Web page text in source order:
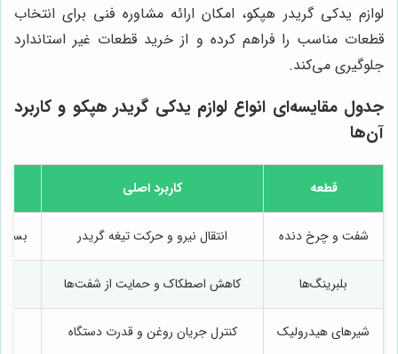
لوازم يدكى گريدر هپكو، امکان ارائه مشاوره فنی برای انتخاب
قطعات مناسب را فراهم کرده و از خرید قطعات غیر استاندارد
جلوگیری می‌کند.
جدول مقایسه‌ای انواع لوازم يدكى گريدر هپكو و کاربرد
آن‌ها
قطعه کاربرد اصلی
شفت و چرخ دنده انتقال نیرو و حرکت تیغه گريدر
بلبرینگ‌ها کاهش اصطکاک و حمایت از شفت‌ها
شیرهای هیدرولیک کنترل جریان روغن و قدرت دستگاه